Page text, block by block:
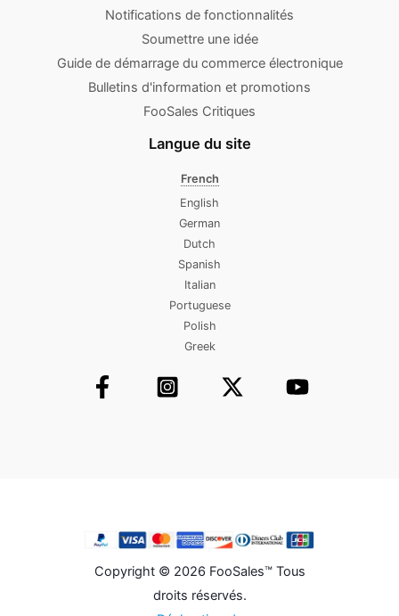
Notifications de fonctionnalités
Soumettre une idée
Guide de démarrage du commerce électronique
Bulletins d'information et promotions
FooSales Critiques
Langue du site
French
English
German
Dutch
Spanish
Italian
Portuguese
Polish
Greek
Copyright © 2026 FooSales™ Tous
droits réservés.